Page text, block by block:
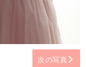
次の写真